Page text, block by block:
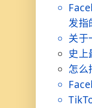
发指
关于
史上
怎么